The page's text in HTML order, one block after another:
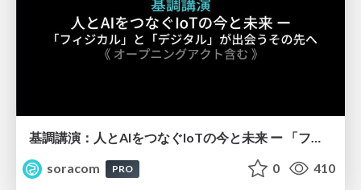
基調講演：人とAIをつなぐIoTの今と未来 ー 「フィジカル」と「デジタル」が出会うその先へ【SORACOM Discovery 2026】
soracom
PRO 0 410